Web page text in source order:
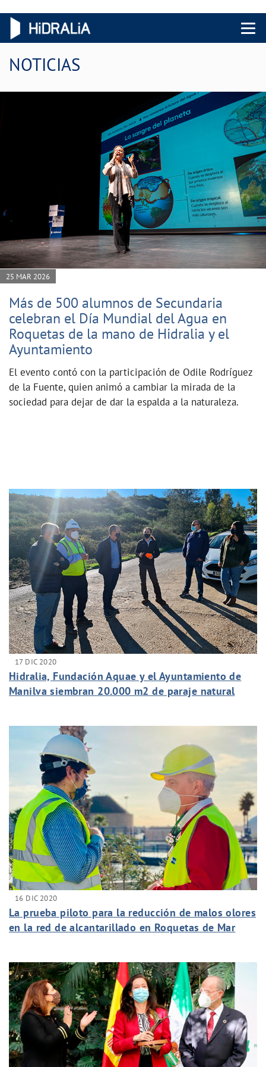
Menu
NOTICIAS
25 MAR 2026
Más de 500 alumnos de Secundaria
celebran el Día Mundial del Agua en
Roquetas de la mano de Hidralia y el
Ayuntamiento
El evento contó con la participación de Odile Rodríguez
de la Fuente, quien animó a cambiar la mirada de la
sociedad para dejar de dar la espalda a la naturaleza.
17 DIC 2020
Hidralia, Fundación Aquae y el Ayuntamiento de
Manilva siembran 20.000 m2 de paraje natural
16 DIC 2020
La prueba piloto para la reducción de malos olores
en la red de alcantarillado en Roquetas de Mar